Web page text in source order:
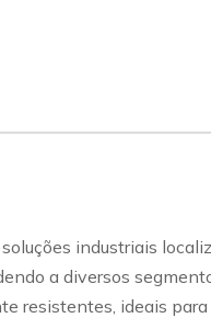
industriais
a diversos
resistentes, ideais